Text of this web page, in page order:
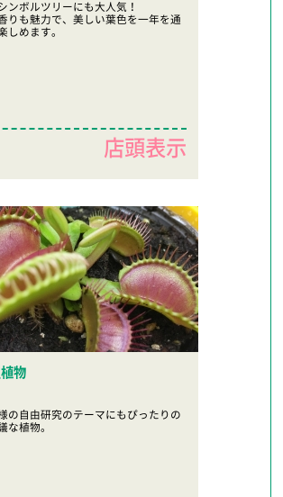
ンボルツリーにも大人気！
りも魅力で、美しい葉色を一年を通
しめます。
店頭表示
物
の自由研究のテーマにもぴったりの
な植物。